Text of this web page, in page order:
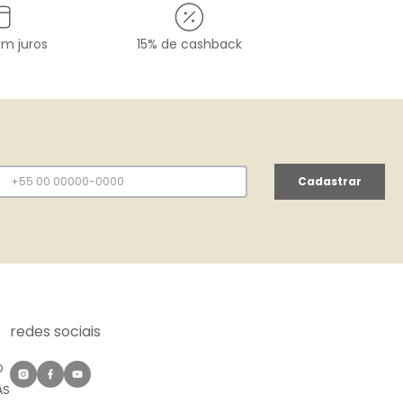
juros 15% de cashback
Cadastrar
redes sociais